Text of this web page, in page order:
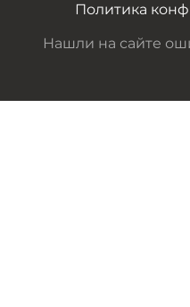
Политика
Нашли на сайте